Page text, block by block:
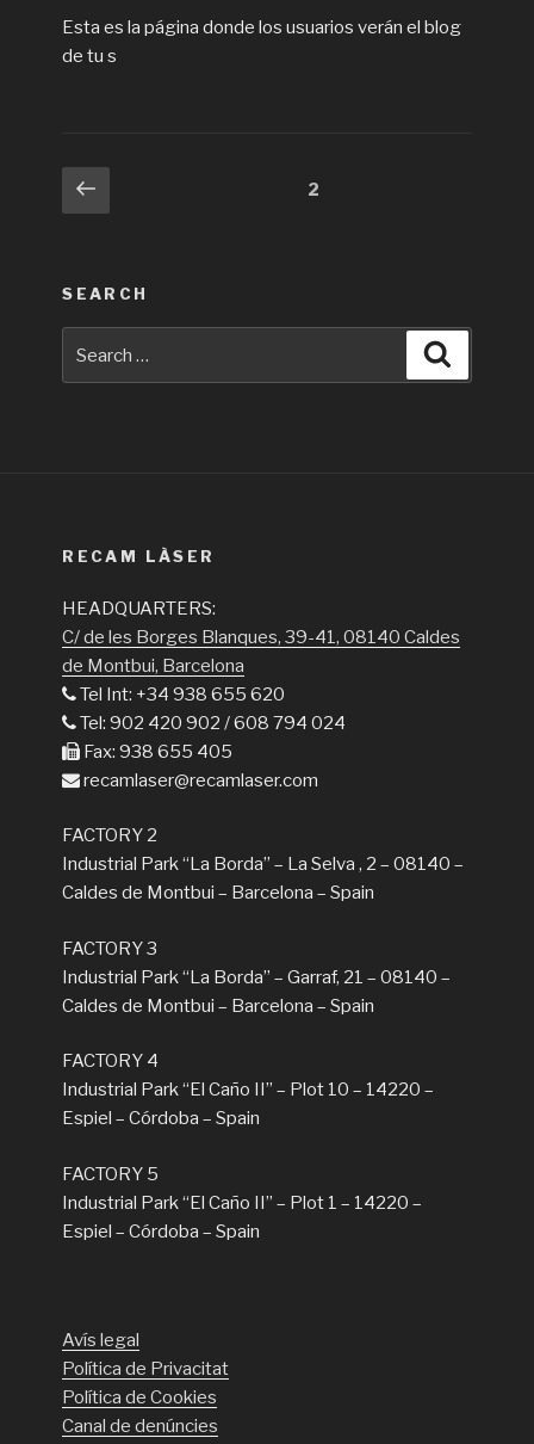
Esta es la página donde los usuarios verán el blog
de tu s
Posts
navigation
Previous
page
2
SEARCH
RECAM LÀSER
HEADQUARTERS:
C/ de les Borges Blanques, 39-41, 08140 Caldes
de Montbui, Barcelona
Tel Int: +34 938 655 620
Tel: 902 420 902 / 608 794 024
Fax: 938 655 405
recamlaser@recamlaser.com
FACTORY 2
Industrial Park “La Borda” – La Selva , 2 – 08140 –
Caldes de Montbui – Barcelona – Spain
FACTORY 3
Industrial Park “La Borda” – Garraf, 21 – 08140 –
Caldes de Montbui – Barcelona – Spain
FACTORY 4
Industrial Park “El Caño II” – Plot 10 – 14220 –
Espiel – Córdoba – Spain
FACTORY 5
Industrial Park “El Caño II” – Plot 1 – 14220 –
Espiel – Córdoba – Spain
Avís legal
Política de Privacitat
Política de Cookies
Canal de denúncies